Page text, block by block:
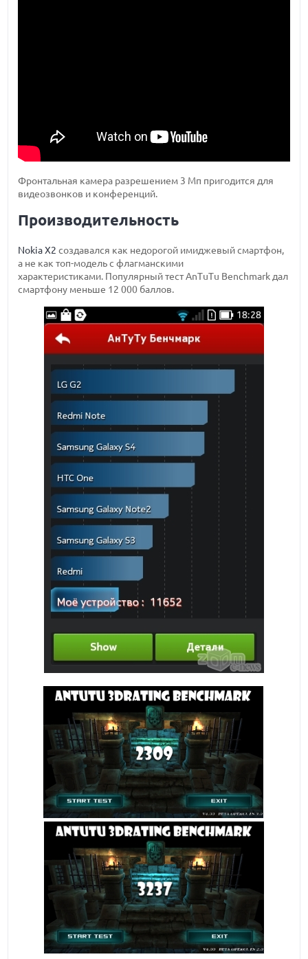
Фронтальная камера разрешением 3 Мп пригодится для
видеозвонков и конференций.
Производительность
Nokia X2 создавался как недорогой имиджевый смартфон,
а не как топ-модель с флагманскими
характеристиками. Популярный тест AnTuTu Benchmark дал
смартфону меньше 12 000 баллов.